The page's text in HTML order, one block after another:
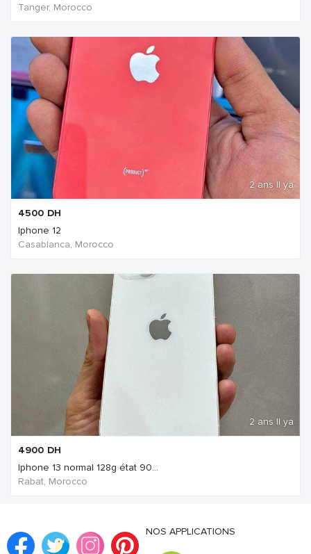
Tanger, Morocco
2 ans Il ya
4500 DH
Iphone 12
Casablanca, Morocco
2 ans Il ya
4900 DH
Iphone 13 normal 128g état 90...
Rabat, Morocco
NOS APPLICATIONS